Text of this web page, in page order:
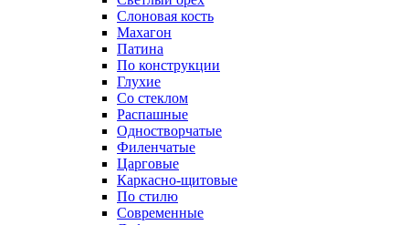
Слоновая кость
Махагон
Патина
По конструкции
Глухие
Со стеклом
Распашные
Одностворчатые
Филенчатые
Царговые
Каркасно-щитовые
По стилю
Современные